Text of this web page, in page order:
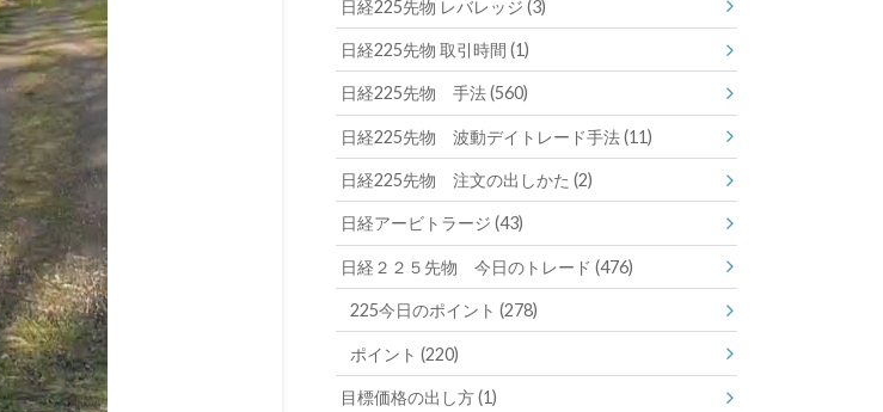
日経225先物 レバレッジ(3)
日経225先物 取引時間(1)
日経225先物 手法(560)
日経225先物 波動デイトレード手法(11)
日経225先物 注文の出しかた(2)
日経アービトラージ(43)
日経２２５先物 今日のトレード(476)
225今日のポイント (278)
ポイント (220)
目標価格の出し方(1)